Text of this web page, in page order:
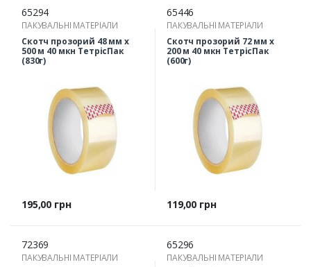
65294
ПАКУВАЛЬНІ МАТЕРІАЛИ
Скотч прозорий 48 мм х
500 м 40 мкн ТетрісПак
(830г)
Ціна
195,00 грн
65446
ПАКУВАЛЬНІ МАТЕРІАЛИ
Скотч прозорий 72 мм х
200 м 40 мкн ТетрісПак
(600г)
Ціна
119,00 грн
72369
ПАКУВАЛЬНІ МАТЕРІАЛИ
65296
ПАКУВАЛЬНІ МАТЕРІАЛИ